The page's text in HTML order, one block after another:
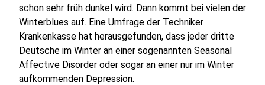
schon sehr früh dunkel wird. Dann kommt bei vielen der
Winterblues auf. Eine Umfrage der Techniker
Krankenkasse hat herausgefunden, dass jeder dritte
Deutsche im Winter an einer sogenannten Seasonal
Affective Disorder oder sogar an einer nur im Winter
aufkommenden Depression.